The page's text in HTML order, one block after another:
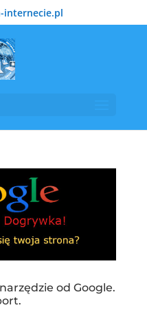
internecie.pl
od Google.